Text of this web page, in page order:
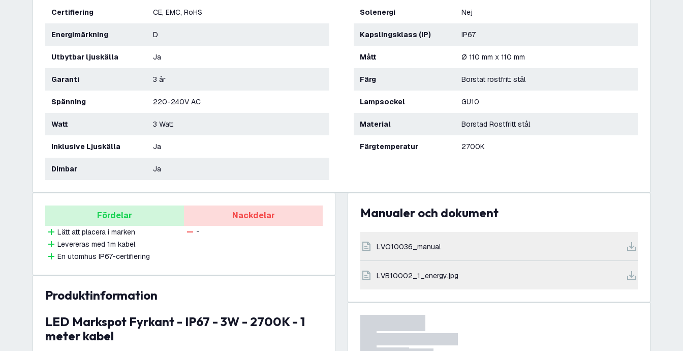
Certifiering CE, EMC, RoHS
Energimärkning D
Utbytbar ljuskälla Ja
Garanti 3 år
Spänning 220-240V AC
Watt 3 Watt
Inklusive Ljuskälla Ja
Dimbar Ja
Solenergi Nej
Kapslingsklass (IP) IP67
Mått Ø 110 mm x 110 mm
Färg Borstat rostfritt stål
Lampsockel GU10
Material Borstad Rostfritt stål
Färgtemperatur 2700K
Fördelar
Lätt att placera i marken
Levereras med 1m kabel
En utomhus IP67-certifiering
Nackdelar
-
produktinformation
LED Markspot Fyrkant - IP67 - 3W - 2700K - 1
meter kabel
Manualer och dokument
LVO10036_manual
LVB10002_1_energy.jpg